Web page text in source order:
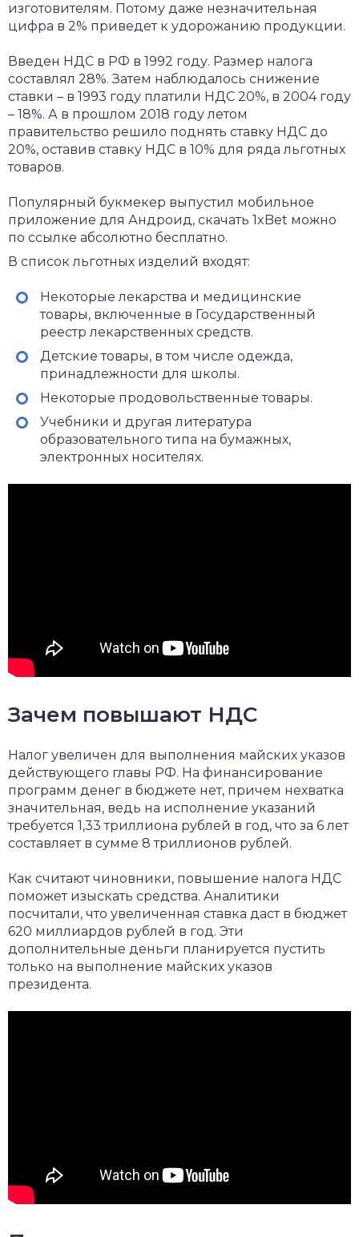
изготовителям. Потому даже незначительная
цифра в 2% приведет к удорожанию продукции.
Введен НДС в РФ в 1992 году. Размер налога
составлял 28%. Затем наблюдалось снижение
ставки – в 1993 году платили НДС 20%, в 2004 году
– 18%. А в прошлом 2018 году летом
правительство решило поднять ставку НДС до
20%, оставив ставку НДС в 10% для ряда льготных
товаров.
Популярный букмекер выпустил мобильное
приложение для Андроид, скачать 1xBet можно
по ссылке абсолютно бесплатно.
В список льготных изделий входят:
Некоторые лекарства и медицинские
товары, включенные в Государственный
реестр лекарственных средств.
Детские товары, в том числе одежда,
принадлежности для школы.
Некоторые продовольственные товары.
Учебники и другая литература
образовательного типа на бумажных,
электронных носителях.
Зачем повышают НДС
Налог увеличен для выполнения майских указов
действующего главы РФ. На финансирование
программ денег в бюджете нет, причем нехватка
значительная, ведь на исполнение указаний
требуется 1,33 триллиона рублей в год, что за 6 лет
составляет в сумме 8 триллионов рублей.
Как считают чиновники, повышение налога НДС
поможет изыскать средства. Аналитики
посчитали, что увеличенная ставка даст в бюджет
620 миллиардов рублей в год. Эти
дополнительные деньги планируется пустить
только на выполнение майских указов
президента.